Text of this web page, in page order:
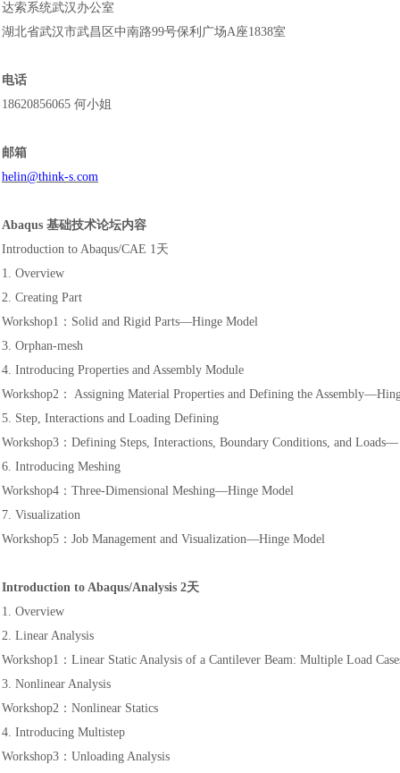
达索系统武汉办公室
湖北省武汉市武昌区中南路99号保利广场A座1838室
电话
18620856065 何小姐
邮箱
helin@think-s.com
Abaqus 基础技术论坛内容
Introduction to Abaqus/CAE 1天
1. Overview
2. Creating Part
Workshop1：Solid and Rigid Parts—Hinge Model
3. Orphan-mesh
4. Introducing Properties and Assembly Module
Workshop2： Assigning Material Properties and Defining the
5. Step, Interactions and Loading Defining
Workshop3：Defining Steps, Interactions, Boundary Conditions, and
6. Introducing Meshing
Workshop4：Three-Dimensional Meshing—Hinge Model
7. Visualization
Workshop5：Job Management and Visualization—Hinge Model
Introduction to Abaqus/Analysis 2天
1. Overview
2. Linear Analysis
Workshop1：Linear Static Analysis of a Cantilever Beam: Multiple Load
3. Nonlinear Analysis
Workshop2：Nonlinear Statics
4. Introducing Multistep
Workshop3：Unloading Analysis